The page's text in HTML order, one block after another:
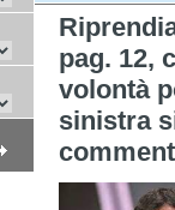
pag. 12,
volontà
sinistra